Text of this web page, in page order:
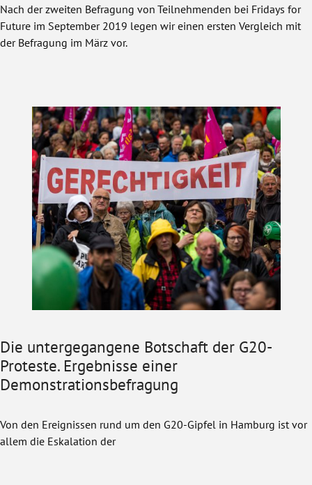
Nach der zweiten Befragung von Teilnehmenden bei Fridays for
Future im September 2019 legen wir einen ersten Vergleich mit
der Befragung im März vor.
Die untergegangene Botschaft der G20-
Proteste. Ergebnisse einer
Demonstrationsbefragung
Von den Ereignissen rund um den G20-Gipfel in Hamburg ist vor
allem die Eskalation der